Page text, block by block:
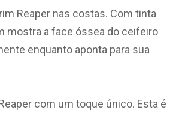
Reaper nas costas. Com tinta
mostra a face óssea do ceifeiro
enquanto aponta para sua
com um toque único. Esta é